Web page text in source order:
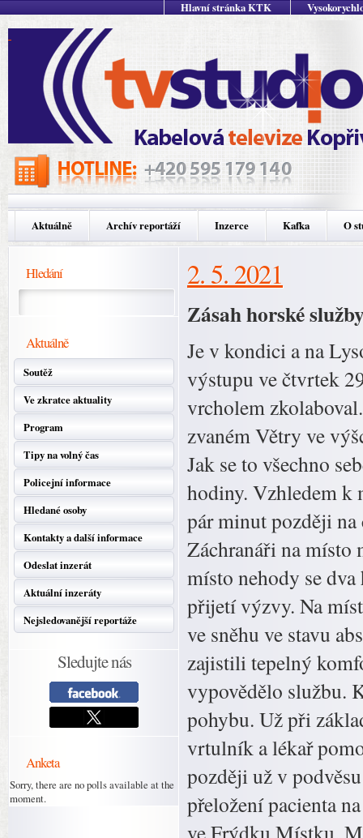
Hlavní stránka KTK
Aktuálně Archív reportáží Inzerce Kafka O
Hledání
Aktuálně
Soutěž
Ve zkratce aktuality
Program
Tipy na volný čas
Policejní informace
Hledané osoby
Kontakty a další informace
Odeslat inzerát
Aktuální inzeráty
Nejsledovanější reportáže
Sledujte nás
Anketa
Sorry, there are no polls available at the
moment.
2. 5. 2021
Zásah horské
Je v kondici a na
výstupu ve čtvrtek
vrcholem
zvaném Větry ve
Jak se to všechno
hodiny. Vzhledem k
pár minut později
Záchranáři na místo
místo nehody se
přijetí výzvy. Na
ve sněhu ve stavu
zajistili tepelný
vypovědělo službu.
pohybu. Už při
vrtulník a lékař
později už v
přeložení pacienta
ve Frýdku Místku.